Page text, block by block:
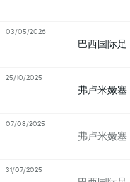
巴西国际足
03/05/2026
弗卢米嫩塞
25/10/2025
弗卢米嫩塞
07/08/2025
31/07/2025